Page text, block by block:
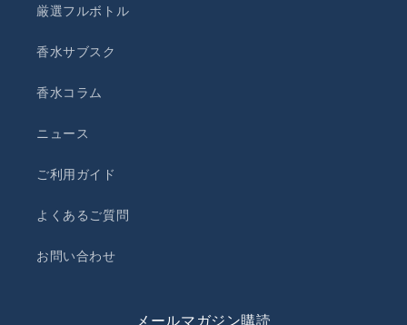
厳選フルボトル
香水サブスク
香水コラム
ニュース
ご利用ガイド
よくあるご質問
お問い合わせ
メールマガジン購読